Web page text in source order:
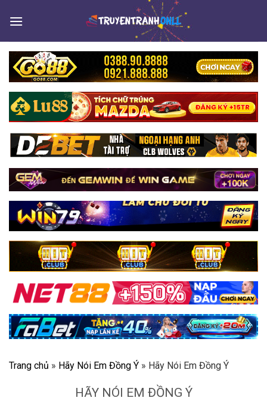
Trang chủ » Hãy Nói Em Đồng Ý » Hãy Nói Em Đồng Ý
HÃY NÓI EM ĐỒNG Ý